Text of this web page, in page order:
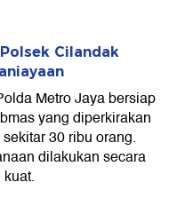
Cilandak
Metro Jaya bersiap
yang diperkirakan
30 ribu orang.
dilakukan secara